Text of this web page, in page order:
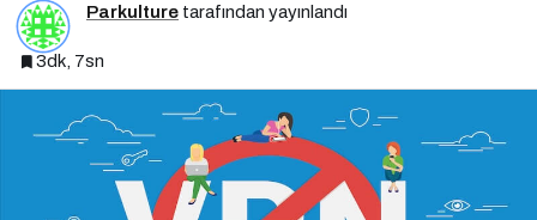
Parkulture tarafından yayınlandı
3dk, 7sn